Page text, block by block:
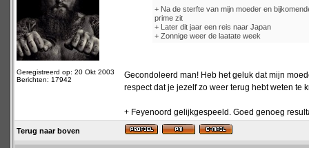
Geregistreerd op: 20 Okt 2003
Berichten: 17942
+ Na de sterfte van mijn moeder en
prime zit
+ Later dit jaar een reis naar Japan
+ Zonnige weer de laatate week
Gecondoleerd man! Heb het geluk dat mijn
respect dat je jezelf zo weer terug hebt weten te
+ Feyenoord gelijkgespeeld. Goed genoeg
Terug naar boven